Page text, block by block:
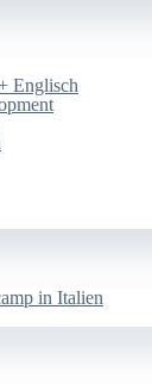
Englisch
in Italien